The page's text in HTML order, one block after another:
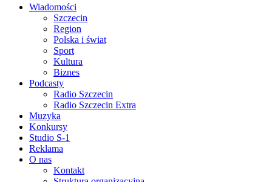
Wiadomości
Szczecin
Region
Polska i świat
Sport
Kultura
Biznes
Podcasty
Radio Szczecin
Radio Szczecin Extra
Muzyka
Konkursy
Studio S-1
Reklama
O nas
Kontakt